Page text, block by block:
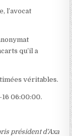
l’avocat
qu’il a
véritables.
16 06:00:00.
président d’Axa